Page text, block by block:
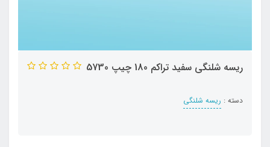
ریسه شلنگی سفید تراکم 180 چیپ 5730
دسته : ریسه شلنگی